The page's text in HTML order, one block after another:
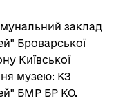
заклад
Броварської
Київської
музею: КЗ
БМР БР КО.